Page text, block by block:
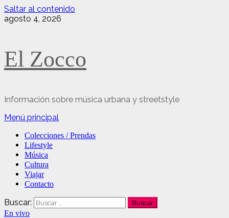
Saltar al contenido
agosto 4, 2026
El Zocco
Información sobre música urbana y streetstyle
Menú principal
Colecciones / Prendas
Lifestyle
Música
Cultura
Viajar
Contacto
Buscar:
En vivo